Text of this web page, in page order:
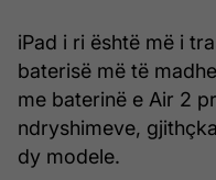
iPad i ri është më i
baterisë më të
me baterinë e Air 2
ndryshimeve,
dy modele.